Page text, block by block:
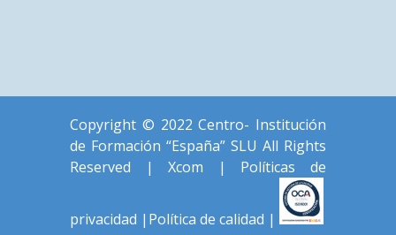
Copyright © 2022 Centro- Institución
de Formación “España” SLU All Rights
Reserved |Xcom | Políticas de
privacidad | Política de calidad |